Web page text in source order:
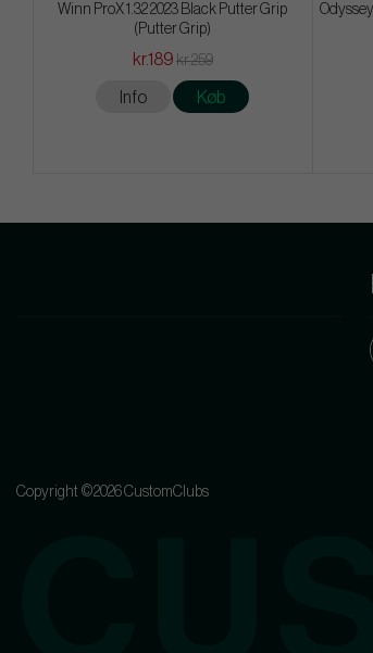
Winn ProX 1.32 2023 Black Putter Grip
(Putter Grip)
kr.189 kr.259
Info Køb
Copyright ©2026 CustomClubs